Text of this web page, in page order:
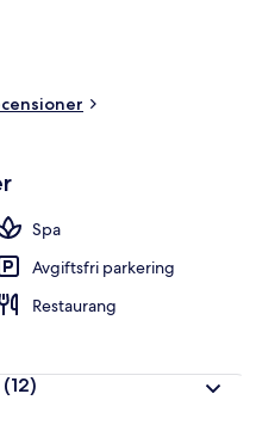
på deras spa. Casa de
och är en av 10
boende med all-inclusive
en gratis barnklubb
hjälpsamma personalen
Spa
Avgiftsfri parkering
Restaurang
(12)